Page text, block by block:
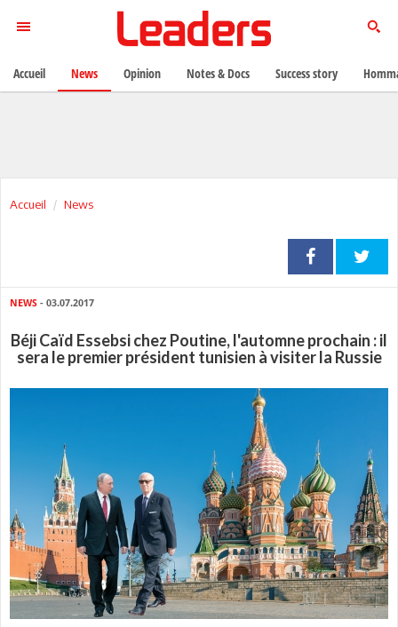
Accueil News
NEWS - 03.07.2017
Béji Caïd Essebsi chez Poutine, l'automne prochain : il
sera le premier président tunisien à visiter la Russie
Accueil News Opinion Notes & Docs Success story